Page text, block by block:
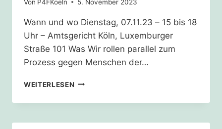
Von P4FKoeln 5. November 2023
Wann und wo Dienstag, 07.11.23 – 15 bis 18
Uhr – Amtsgericht Köln, Luxemburger
Straße 101 Was Wir rollen parallel zum
Prozess gegen Menschen der…
WEITERLESEN WARMING
(KLIMAZEITSTRAHL)
DEM